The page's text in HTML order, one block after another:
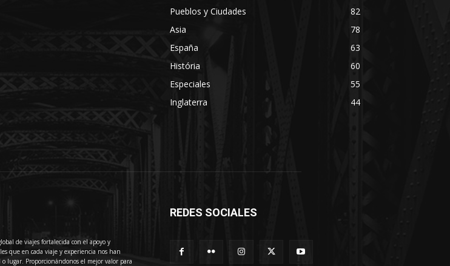
Pueblos y Ciudades
82
Asia
78
España
63
História
60
Especiales
55
Inglaterra
44
de viajes fortalecida con el apoyo y
que en cada viaje y experiencia nos han
lugar. Proporcionándonos el mejor valor para
REDES SOCIALES